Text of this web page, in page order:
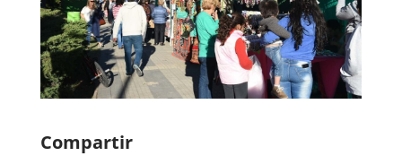
Compartir